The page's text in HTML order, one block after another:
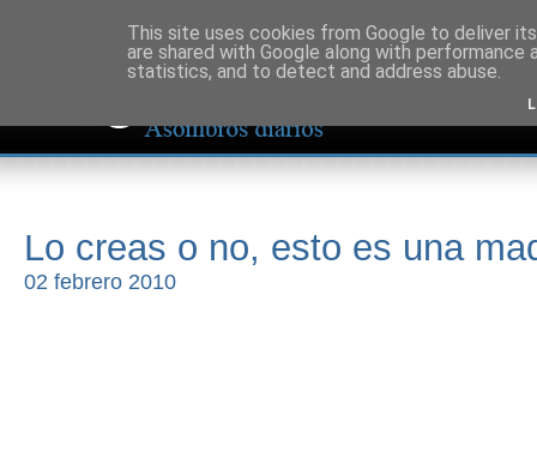
Lo creas o no, esto es una
02 febrero 2010
This site uses cookies from Google to deliver
are shared with Google along with
statistics, and to detect and address abuse.